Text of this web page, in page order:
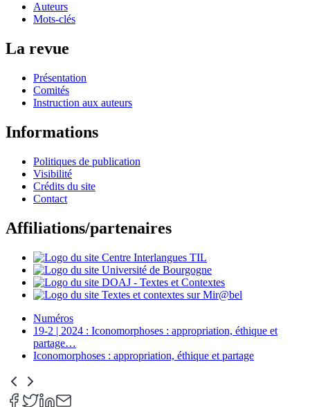
Auteurs
Mots-clés
La revue
Présentation
Comités
Instruction aux auteurs
Informations
Politiques de publication
Visibilité
Crédits du site
Contact
Affiliations/partenaires
Numéros
19-2 | 2024 : Iconomorphoses : appropriation, éthique et
partage…
Iconomorphoses : appropriation, éthique et partage